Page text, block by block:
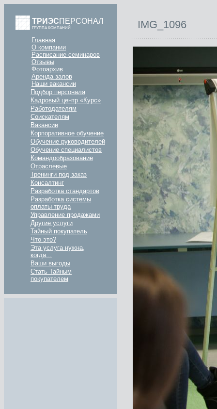
ТРИЭСПЕРСОНАЛ
ГРУППА КОМПАНИЙ
Главная
О компании
Расписание семинаров
Отзывы
Фотоархив
Аренда залов
Наши вакансии
Подбор персонала
Кадровый центр «Курс»
Работодателям
Соискателям
Вакансии
Корпоративное обучение
Обучение руководителей
Обучение специалистов
Командообразование
Отраслевые
Тренинги под заказ
Консалтинг
Разработка стандартов
Разработка системы
оплаты труда
Управление продажами
Другие услуги
Тайный покупатель
Что это?
Эта услуга нужна,
когда...
Ваши выгоды
Стать Тайным
покупателем
IMG_1096